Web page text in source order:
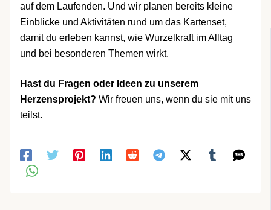
auf dem Laufenden. Und wir planen bereits kleine
Einblicke und Aktivitäten rund um das Kartenset,
damit du erleben kannst, wie Wurzelkraft im Alltag
und bei besonderen Themen wirkt.
Hast du Fragen oder Ideen zu unserem
Herzensprojekt? Wir freuen uns, wenn du sie mit uns
teilst.